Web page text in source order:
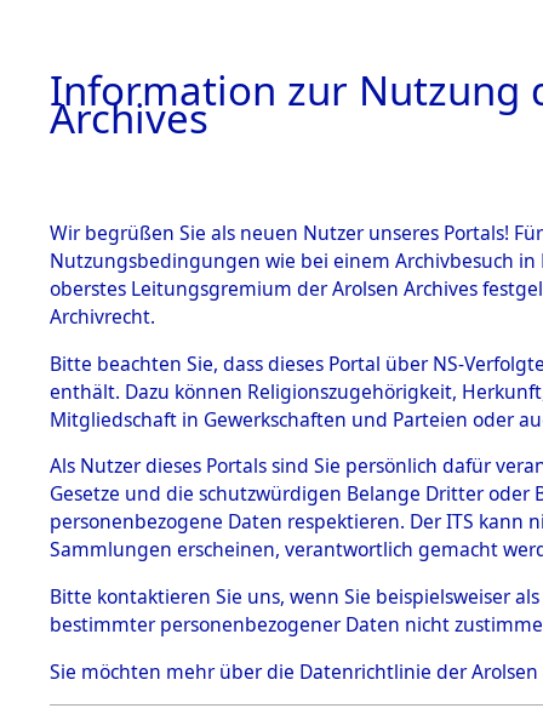
BESTÄNDE
1.
mente
5. Verschiedenes
5.3
Todesmärsche
5.3.1 Alliierte
Erhebungen
zu
Todesmärsch
en
5.3.2
Ahaus→
Information zur Nutzung
Archives
Wir begrüßen Sie als neuen Nutzer unseres Portals!
Nutzungsbedingungen wie bei einem Archivbesuch
oberstes Leitungsgremium der Arolsen Archives
Archivrecht.
Bitte beachten Sie, dass dieses Portal über NS-
enthält. Dazu können Religionszugehörigkeit,
Mitgliedschaft in Gewerkschaften und Parteien oder
Als Nutzer dieses Portals sind Sie persönlich dafür
Gesetze und die schutzwürdigen Belange Dritter
personenbezogene Daten respektieren. Der ITS
Sammlungen erscheinen, verantwortlich gemacht
Bitte kontaktieren Sie uns, wenn Sie beispielsweiser
bestimmter personenbezogener Daten nicht
Sie möchten mehr über die Datenrichtlinie der Arolsen